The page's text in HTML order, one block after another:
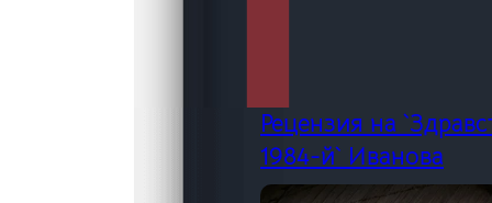
Рецензия на
1984-й` Иванова